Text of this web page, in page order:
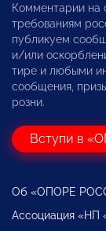
Комментарии на
требованиям
публикуем
и/или
тире и любыми
сообщения,
розни.
Вступи в
Об «ОПОРЕ
Ассоциация